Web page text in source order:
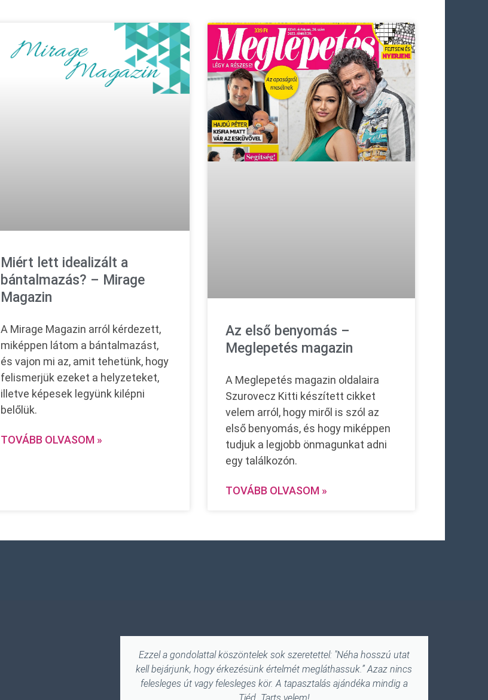
Miért lett idealizált a
bántalmazás? – Mirage
Magazin
A Mirage Magazin arról kérdezett,
miképpen látom a bántalmazást,
és vajon mi az, amit tehetünk, hogy
felismerjük ezeket a helyzeteket,
illetve képesek legyünk kilépni
belőlük.
TOVÁBB OLVASOM »
Az első benyomás –
Meglepetés magazin
A Meglepetés magazin oldalaira
Szurovecz Kitti készített cikket
velem arról, hogy miről is szól az
első benyomás, és hogy miképpen
tudjuk a legjobb önmagunkat adni
egy találkozón.
TOVÁBB OLVASOM »
Ezzel a gondolattal köszöntelek sok szeretettel: "Néha hosszú utat
kell bejárjunk, hogy érkezésünk értelmét megláthassuk.” Azaz nincs
felesleges út vagy felesleges kör. A tapasztalás ajándéka mindig a